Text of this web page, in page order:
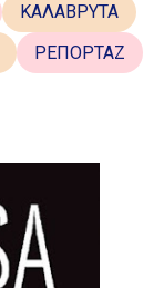
ΚΑΛΑΒΡΥΤΑ
ΡΕΠΟΡΤΑΖ